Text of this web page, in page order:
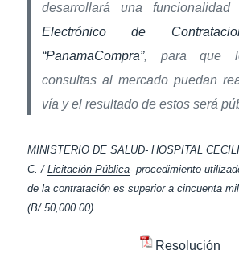
desarrollará una
Electrónico de
“PanamaCompra”, para que
consultas al mercado puedan
vía y el resultadode estos será
MINISTERIO DE SALUD- HOSPITAL
C. /Licitación Pública- procedimiento
de la contratación es superior a cincuenta
(B/.50,000.00).
Resolución